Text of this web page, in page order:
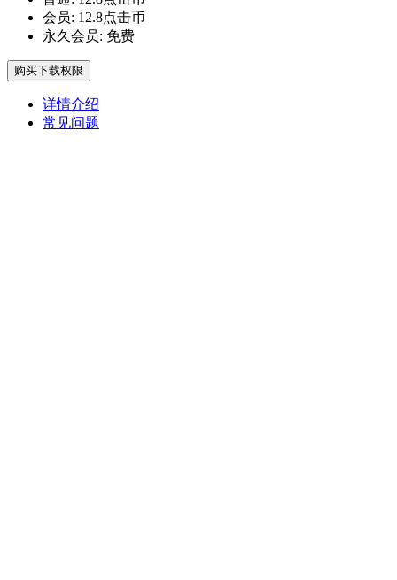
会员: 12.8点击币
永久会员: 免费
购买下载权限
详情介绍
常见问题